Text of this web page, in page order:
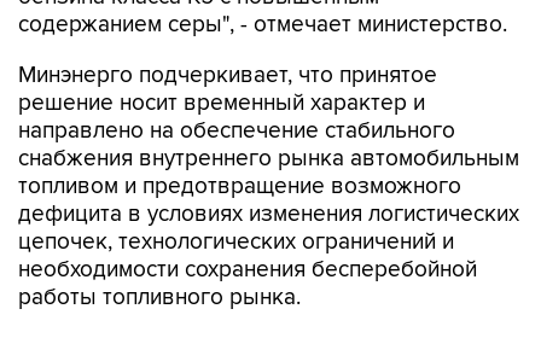
Минэнерго подчеркивает, что принятое
направлено на обеспечение стабильного
снабжения внутреннего рынка автомобильным
топливом и предотвращение возможного
дефицита в условиях изменения логистических
цепочек, технологических ограничений и
необходимости сохранения бесперебойной
работы топливного рынка.
"При этом речь не идет о пересмотре